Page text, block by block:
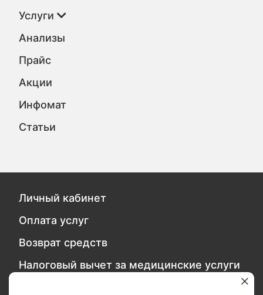
Услуги
Анализы
Прайс
Акции
Инфомат
Статьи
Личный кабинет
Оплата услуг
Возврат средств
Налоговый вычет за медицинские услуги